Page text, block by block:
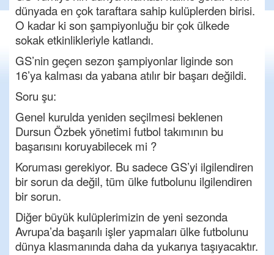
dünyada en çok taraftara sahip kulüplerden birisi.
O kadar ki son şampiyonluğu bir çok ülkede
sokak etkinlikleriyle katlandı.
GS’nin geçen sezon şampiyonlar liginde son
16’ya kalması da yabana atılır bir başarı değildi.
Soru şu:
Genel kurulda yeniden seçilmesi beklenen
Dursun Özbek yönetimi futbol takımının bu
başarısını koruyabilecek mi ?
Koruması gerekiyor. Bu sadece GS’yi ilgilendiren
bir sorun da değil, tüm ülke futbolunu ilgilendiren
bir sorun.
Diğer büyük kulüplerimizin de yeni sezonda
Avrupa’da başarılı işler yapmaları ülke futbolunu
dünya klasmanında daha da yukarıya taşıyacaktır.